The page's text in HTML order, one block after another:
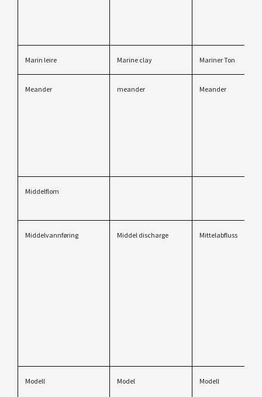
Marin leire Marine clay Mariner Ton
Meander meander Meander
Middelflom
Middelvannføring Middel discharge Mittelabfluss
Modell Model Modell